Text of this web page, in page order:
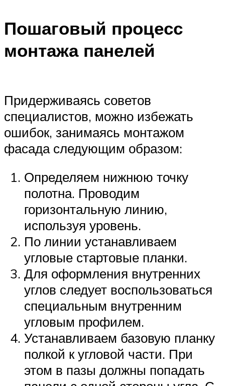
Пошаговый процесс
монтажа панелей
Придерживаясь советов
специалистов, можно избежать
ошибок, занимаясь монтажом
фасада следующим образом:
Определяем нижнюю точку
полотна. Проводим
горизонтальную линию,
используя уровень.
По линии устанавливаем
угловые стартовые планки.
Для оформления внутренних
углов следует воспользоваться
специальным внутренним
угловым профилем.
Устанавливаем базовую планку
полкой к угловой части. При
этом в пазы должны попадать